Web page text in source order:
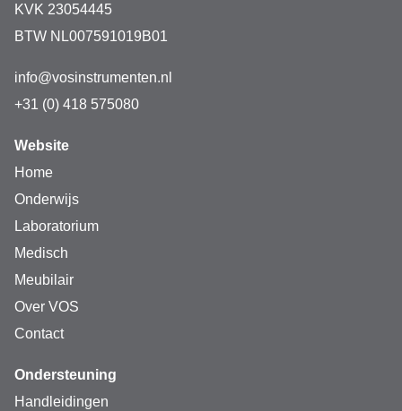
KVK 23054445
BTW NL007591019B01
info@vosinstrumenten.nl
+31 (0) 418 575080
Website
Home
Onderwijs
Laboratorium
Medisch
Meubilair
Over VOS
Contact
Ondersteuning
Handleidingen